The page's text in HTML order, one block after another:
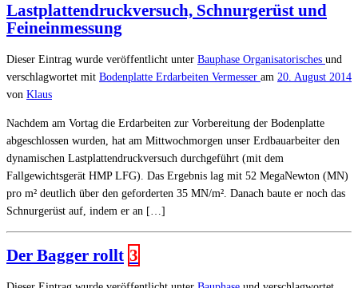
Lastplattendruckversuch, Schnurgerüst und
Feineinmessung
Dieser Eintrag wurde veröffentlicht unter Bauphase Organisatorisches und
verschlagwortet mit Bodenplatte Erdarbeiten Vermesser am 20. August 2014
von Klaus
Nachdem am Vortag die Erdarbeiten zur Vorbereitung der Bodenplatte
abgeschlossen wurden, hat am Mittwochmorgen unser Erdbauarbeiter den
dynamischen Lastplattendruckversuch durchgeführt (mit dem
Fallgewichtsgerät HMP LFG). Das Ergebnis lag mit 52 MegaNewton (MN)
pro m² deutlich über den geforderten 35 MN/m². Danach baute er noch das
Schnurgerüst auf, indem er an […]
Der Bagger rollt 3